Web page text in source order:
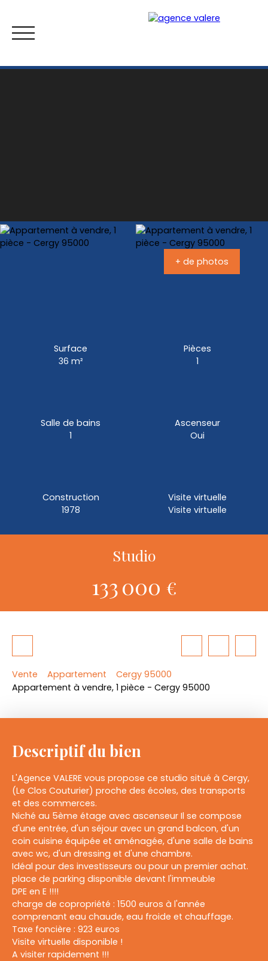
+ de photos
Surface
36 m²
Pièces
1
Salle de bains
1
Ascenseur
Oui
Construction
1978
Visite virtuelle
Visite virtuelle
Studio
133 000 €
Vente Appartement
Cergy 95000
Appartement à vendre, 1 pièce - Cergy 95000
Descriptif du bien
L'Agence VALERE vous propose ce studio situé à Cergy,
(Le Clos Couturier) proche des écoles, des transports
et des commerces.
Niché au 5ème étage avec ascenseur Il se compose
d'une entrée, d'un séjour avec un grand balcon, d'un
coin cuisine équipée et aménagée, d'une salle de bains
avec wc, d'un dressing et d'une chambre.
Idéal pour des investisseurs ou pour un premier achat.
place de parking disponible devant l'immeuble
DPE en E !!!!
charge de copropriété : 1500 euros à l'année
comprenant eau chaude, eau froide et chauffage.
Taxe foncière : 923 euros
Visite virtuelle disponible !
A visiter rapidement !!!